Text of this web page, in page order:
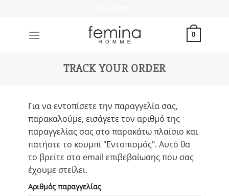
περιεχόμενο
0
TRACK YOUR ORDER
Για να εντοπίσετε την παραγγελία σας,
παρακαλούμε, εισάγετε τον αριθμό της
παραγγελίας σας στο παρακάτω πλαίσιο και
πατήστε το κουμπί "Εντοπισμός". Αυτό θα
το βρείτε στο email επιβεβαίωσης που σας
έχουμε στείλει.
Αριθμός παραγγελίας